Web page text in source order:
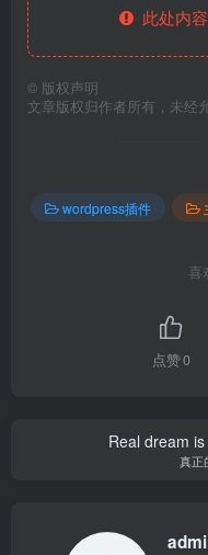
此处内容
© 版权声明
文章版权归作者所有，未经
wordpress插件
喜
点赞0
Real dream
真正